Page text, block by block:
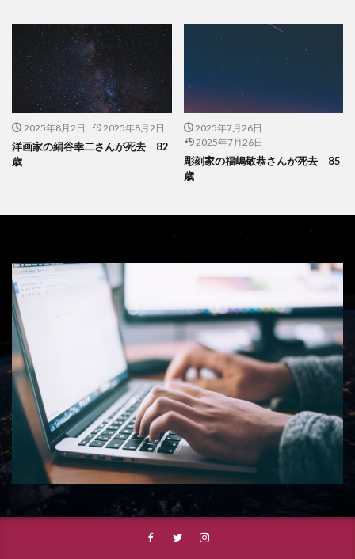
2025年8月2日 2025年8月2日
洋画家の絹谷幸二さんが死去 82
歳
2025年7月26日
2025年7月26日
彫刻家の福嶋敬恭さんが死去 85
歳